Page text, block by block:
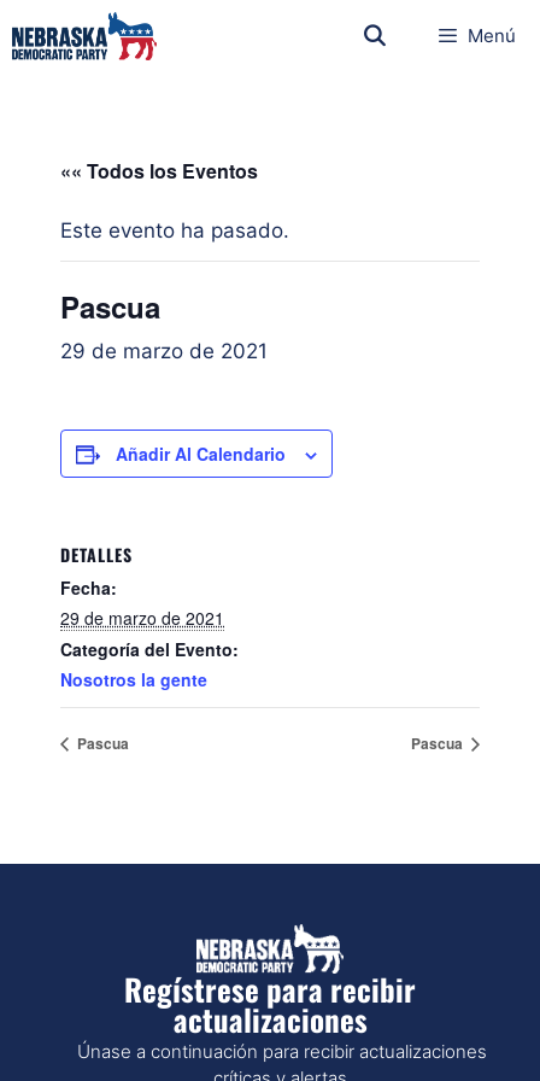
Menú
«« Todos los Eventos
Este evento ha pasado.
Pascua
29 de marzo de 2021
Añadir Al Calendario
DETALLES
Fecha:
29 de marzo de 2021
Categoría del Evento:
Nosotros la gente
Pascua Pascua
Regístrese para recibir
actualizaciones
Únase a continuación para recibir actualizaciones